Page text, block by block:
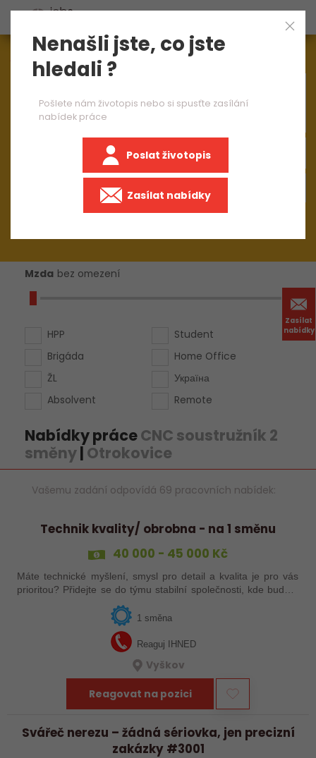
Zasílat
nabídky
Aktuálně1545nabídek práce
Mzda bez omezení
HPP
Brigáda
ŽL
Absolvent
Student
Home Office
Україна
Remote
Nabídky práceCNC soustružník 2
směny| Otrokovice
Vašemu zadání odpovídá 69 pracovních nabídek:
Technik kvality/ obrobna - na 1 směnu
40 000 - 45 000 Kč
Máte technické myšlení, smysl pro detail a kvalita je pro vás
prioritou? Přidejte se do týmu stabilní společnosti, kde budete
mít možnost podílet se na zajištění kvality výroby a
1 směna
Reaguj IHNED
Vyškov
Reagovat na pozici
Svářeč nerezu – žádná sériovka, jen precizní
zakázky #3001
Nenašli jste, co jste
hledali ?
Pošlete nám životopis nebo si spusťte zasílání
nabídek práce
Poslat životopis
Zasílat nabídky